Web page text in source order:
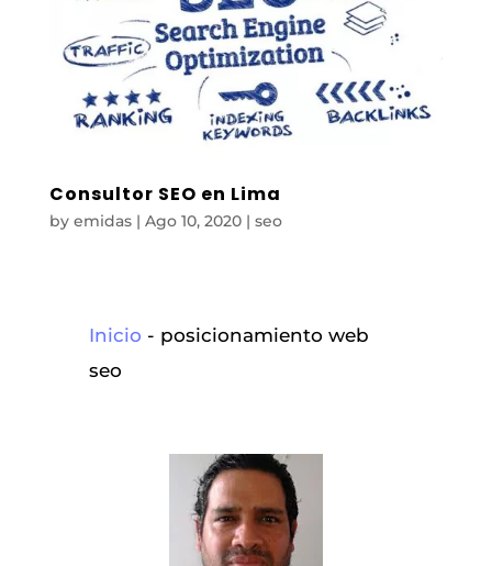
Consultor SEO en Lima
by emidas| Ago 10, 2020| seo
Inicio - posicionamiento web
seo